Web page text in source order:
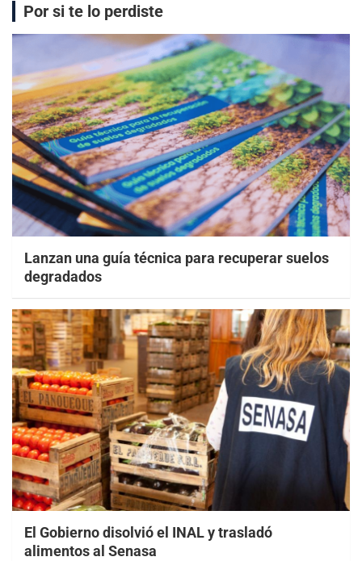
Por si te lo perdiste
Lanzan una guía técnica para recuperar suelos
degradados
El Gobierno disolvió el INAL y trasladó
alimentos al Senasa